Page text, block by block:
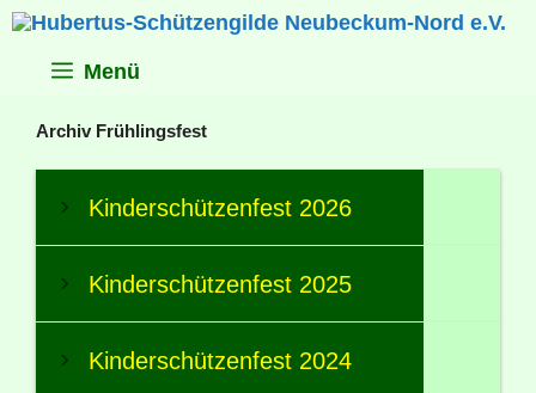
Zum
Inhalt
Menü
Archiv Frühlingsfest
Kinderschützenfest 2026
Kinderschützenfest 2025
Kinderschützenfest 2024